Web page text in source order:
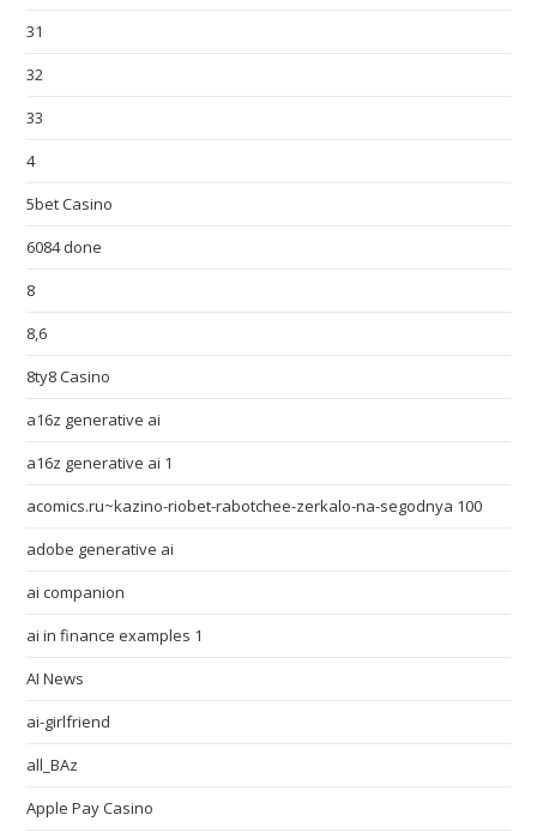
31
32
33
4
5bet Casino
6084 done
8
8,6
8ty8 Casino
a16z generative ai
a16z generative ai 1
acomics.ru~kazino-riobet-rabotchee-zerkalo-na-segodnya 100
adobe generative ai
ai companion
ai in finance examples 1
AI News
ai-girlfriend
all_BAz
Apple Pay Casino